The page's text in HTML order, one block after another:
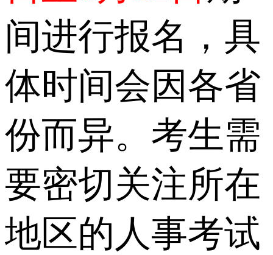
间进行报名，具
体时间会因各省
份而异。考生需
要密切关注所在
地区的人事考试